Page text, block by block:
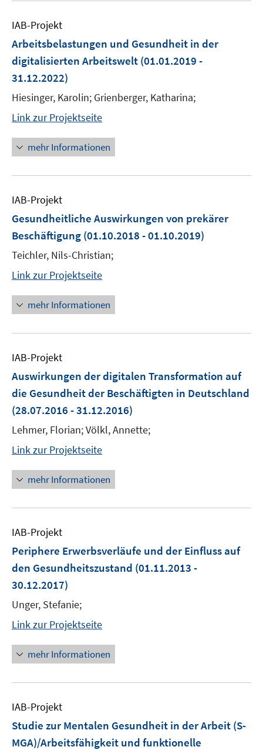
IAB-Projekt
Arbeitsbelastungen und Gesundheit in der
digitalisierten Arbeitswelt (01.01.2019 -
31.12.2022)
Hiesinger, Karolin; Grienberger, Katharina;
Link zur Projektseite
mehr Informationen
IAB-Projekt
Gesundheitliche Auswirkungen von prekärer
Beschäftigung (01.10.2018 - 01.10.2019)
Teichler, Nils-Christian;
Link zur Projektseite
mehr Informationen
IAB-Projekt
Auswirkungen der digitalen Transformation auf
die Gesundheit der Beschäftigten in Deutschland
(28.07.2016 - 31.12.2016)
Lehmer, Florian; Völkl, Annette;
Link zur Projektseite
mehr Informationen
IAB-Projekt
Periphere Erwerbsverläufe und der Einfluss auf
den Gesundheitszustand (01.11.2013 -
30.12.2017)
Unger, Stefanie;
Link zur Projektseite
mehr Informationen
IAB-Projekt
Studie zur Mentalen Gesundheit in der Arbeit (S-
MGA)/Arbeitsfähigkeit und funktionelle